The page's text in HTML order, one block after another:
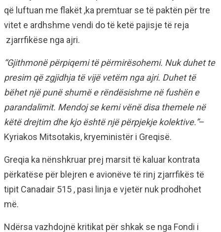
që luftuan me flakët ,ka premtuar se të paktën për tre
vitet e ardhshme vendi do të ketë pajisje të reja
zjarrfikëse nga ajri.
“Gjithmonë përpiqemi të përmirësohemi. Nuk duhet te
presim që zgjidhja të vijë vetëm nga ajri. Duhet të
bëhet një punë shumë e rëndësishme në fushën e
parandalimit. Mendoj se kemi vënë disa themele në
këtë drejtim dhe kjo është një përpjekje kolektive.”–
Kyriakos Mitsotakis, kryeministër i Greqisë.
Greqia ka nënshkruar prej marsit të kaluar kontrata
përkatëse për blejren e avionëve të rinj zjarrfikës të
tipit Canadair 515 , pasi linja e vjetër nuk prodhohet
më.
Ndërsa vazhdojnë kritikat për shkak se nga Fondi i